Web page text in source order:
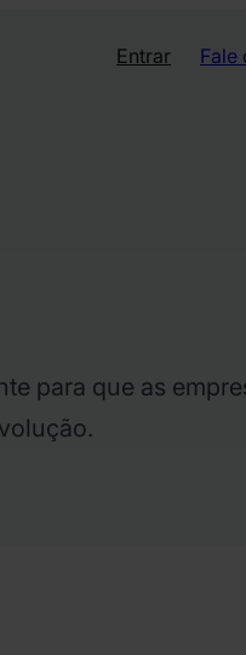
Fale
Entrar
para que as